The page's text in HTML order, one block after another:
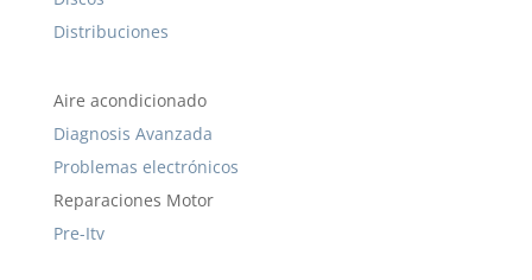
Distribuciones
Aire acondicionado
Diagnosis Avanzada
Problemas electrónicos
Reparaciones Motor
Pre-Itv